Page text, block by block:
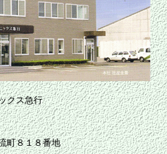
クス急行
町８１８番地